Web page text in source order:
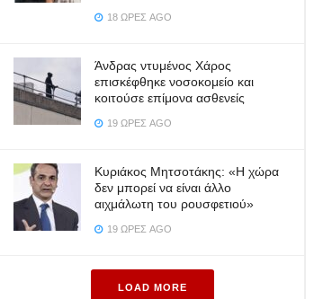
18 ΏΡΕΣ AGO
Άνδρας ντυμένος Χάρος
επισκέφθηκε νοσοκομείο και
κοιτούσε επίμονα ασθενείς
19 ΏΡΕΣ AGO
Κυριάκος Μητσοτάκης: «Η χώρα
δεν μπορεί να είναι άλλο
αιχμάλωτη του ρουσφετιού»
19 ΏΡΕΣ AGO
LOAD MORE